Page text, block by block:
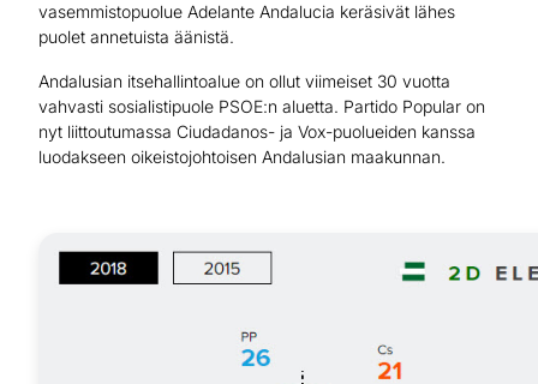
vasemmistopuolue Adelante Andalucia keräsivät lähes
puolet annetuista äänistä.
Andalusian itsehallintoalue on ollut viimeiset 30 vuotta
vahvasti sosialistipuole PSOE:n aluetta. Partido Popular on
nyt liittoutumassa Ciudadanos- ja Vox-puolueiden kanssa
luodakseen oikeistojohtoisen Andalusian maakunnan.